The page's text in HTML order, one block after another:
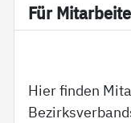
Für
Hier finden